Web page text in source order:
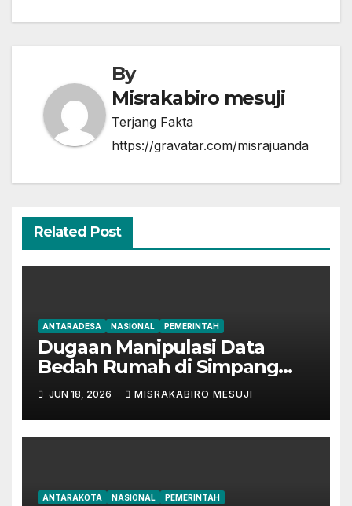
By
Misrakabiro mesuji
Terjang Fakta
https://gravatar.com/misrajuanda
Related Post
ANTARADESA NASIONAL PEMERINTAH
Dugaan Manipulasi Data
Bedah Rumah di Simpang
Mesuji, Oknum Tak
Bertanggung Jawab Disinyalir
‘Kondisikan’ Bansos
JUN 18, 2026 MISRAKABIRO MESUJI
ANTARAKOTA NASIONAL PEMERINTAH